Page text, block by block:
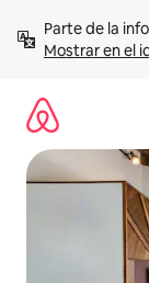
contenidoMostrar en el